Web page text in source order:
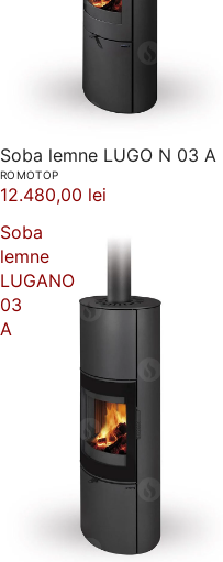
Soba lemne LUGO N 03 A
ROMOTOP
12.480,00 lei
Soba
lemne
LUGANO
03
A